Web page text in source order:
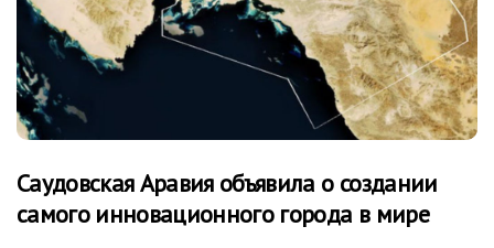
Саудовская Аравия объявила о создании
самого инновационного города в мире